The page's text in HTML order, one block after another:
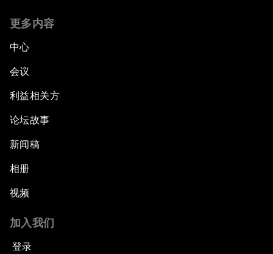
更多内容
中心
会议
利益相关方
论坛故事
新闻稿
相册
视频
加入我们
登录